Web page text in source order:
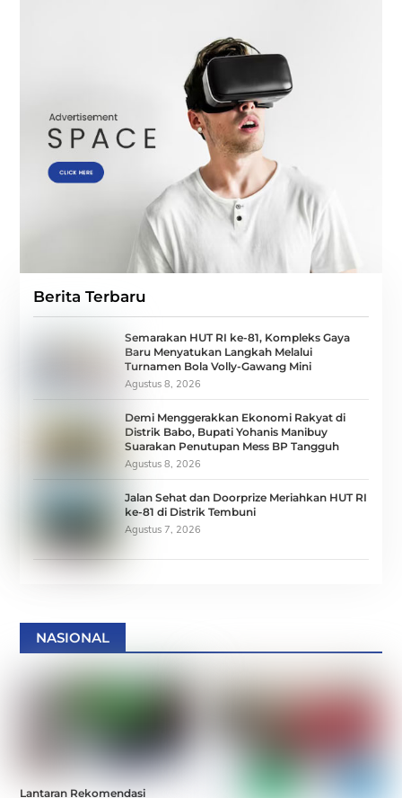
Berita Terbaru
Semarakan HUT RI ke-81, Kompleks Gaya
Baru Menyatukan Langkah Melalui
Turnamen Bola Volly-Gawang Mini
Agustus 8, 2026
Demi Menggerakkan Ekonomi Rakyat di
Distrik Babo, Bupati Yohanis Manibuy
Suarakan Penutupan Mess BP Tangguh
Agustus 8, 2026
Jalan Sehat dan Doorprize Meriahkan HUT RI
ke-81 di Distrik Tembuni
Agustus 7, 2026
NASIONAL
Lantaran Rekomendasi